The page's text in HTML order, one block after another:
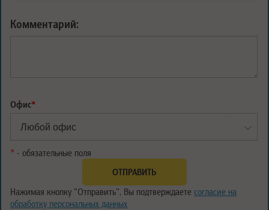
Комментарий:
Офис*
* - обязательные поля
Нажимая кнопку "Отправить", Вы подтверждаете согласие на
обработку персональных данных